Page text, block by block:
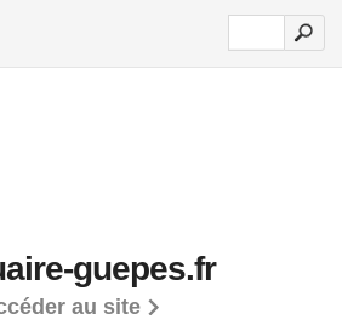
guepes.fr
au site